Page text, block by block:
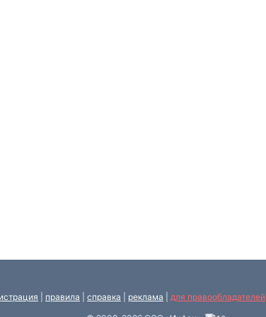
правила справка реклама для правообладателей